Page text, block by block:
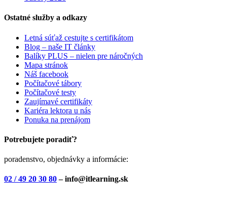
Ostatné služby a odkazy
Letná súťaž cestujte s certifikátom
Blog – naše IT články
Balíky PLUS – nielen pre náročných
Mapa stránok
Náš facebook
Počítačové tábory
Počítačové testy
Zaujímavé certifikáty
Kariéra lektora u nás
Ponuka na prenájom
Potrebujete poradiť?
poradenstvo, objednávky a informácie:
02 / 49 20 30 80– info@itlearning.sk